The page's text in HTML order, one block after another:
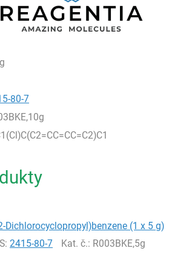
80-7
Dichlorocyclopropyl)benzene (1 x 5 g)
2415-80-7 Kat. č.: R003BKE,5g